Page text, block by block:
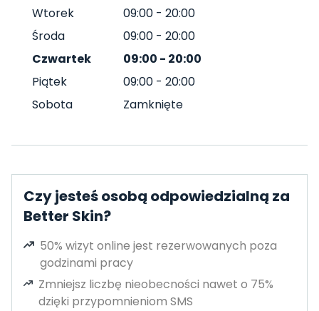
Wtorek
09:00 - 20:00
Środa
09:00 - 20:00
Czwartek
09:00 - 20:00
Piątek
09:00 - 20:00
Sobota
Zamknięte
Czy jesteś osobą odpowiedzialną za
Better Skin?
50% wizyt online jest rezerwowanych poza
godzinami pracy
Zmniejsz liczbę nieobecności nawet o 75%
dzięki przypomnieniom SMS